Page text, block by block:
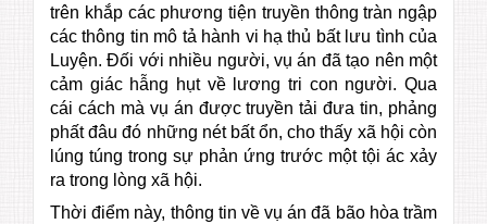
trên khắp các phương tiện truyền thông tràn ngập
các thông tin mô tả hành vi hạ thủ bất lưu tình của
Luyện. Đối với nhiều người, vụ án đã tạo nên một
cảm giác hẫng hụt về lương tri con người. Qua
cái cách mà vụ án được truyền tải đưa tin, phảng
phất đâu đó những nét bất ổn, cho thấy xã hội còn
lúng túng trong sự phản ứng trước một tội ác xảy
ra trong lòng xã hội.
Thời điểm này, thông tin về vụ án đã bão hòa trầm